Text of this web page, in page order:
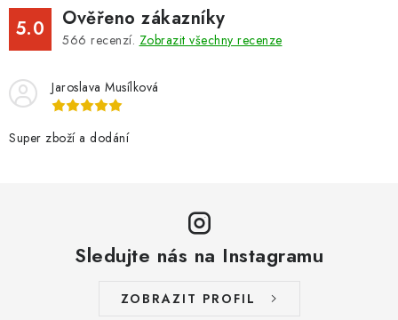
5.0 Ověřeno zákazníky
566 recenzí. Zobrazit všechny recenze
Jaroslava Musílková
Super zboží a dodání
Sledujte nás na Instagramu
ZOBRAZIT PROFIL